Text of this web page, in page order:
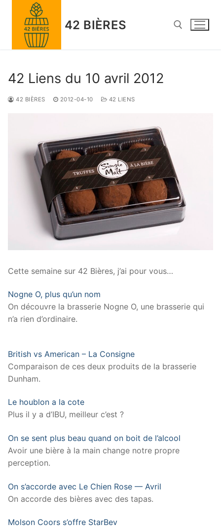
content
42 BIÈRES
42 Liens du 10 avril 2012
42 BIÈRES 2012-04-10 42 LIENS
Cette semaine sur 42 Bières, j’ai pour vous…
Nogne O, plus qu’un nom
On découvre la brasserie Nogne O, une brasserie qui
n’a rien d’ordinaire.
British vs American – La Consigne
Comparaison de ces deux produits de la brasserie
Dunham.
Le houblon a la cote
Plus il y a d’IBU, meilleur c’est ?
On se sent plus beau quand on boit de l’alcool
Avoir une bière à la main change notre propre
perception.
On s’accorde avec Le Chien Rose — Avril
On accorde des bières avec des tapas.
Molson Coors s’offre StarBev